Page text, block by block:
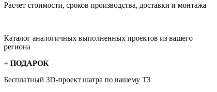
Расчет стоимости, сроков производства, доставки и монтажа
Каталог аналогичных выполненных проектов из вашего
региона
+ ПОДАРОК
Бесплатный 3D-проект шатра по вашему ТЗ